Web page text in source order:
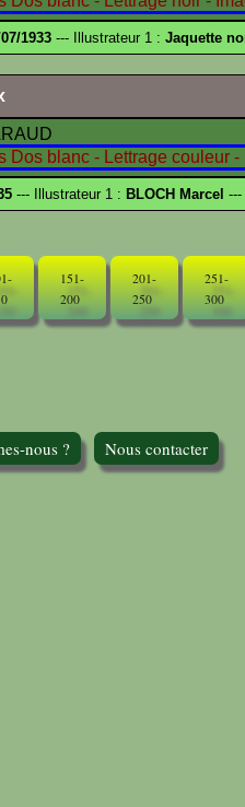
1933 --- Illustrateur 1 : Jaquette
--- Illustrateur 1 : BLOCH Marcel ---
151-
200
201-
250
251-
300
nous ? Nous contacter